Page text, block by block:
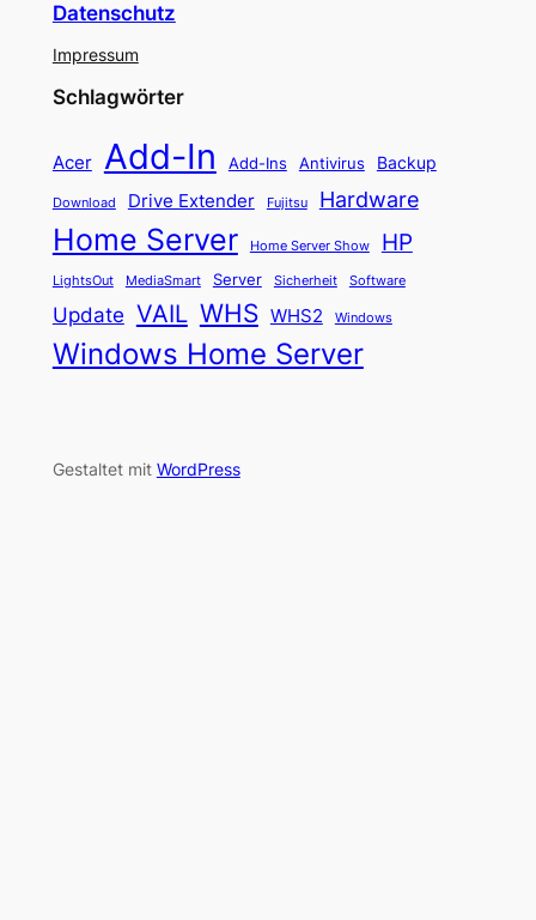
Datenschutz
Impressum
Schlagwörter
Acer Add-In Add-Ins Antivirus Backup
Download Drive Extender Fujitsu Hardware
Home Server Home Server Show HP
LightsOut MediaSmart Server Sicherheit Software
Update VAIL WHS WHS2 Windows
Windows Home Server
Gestaltet mit WordPress